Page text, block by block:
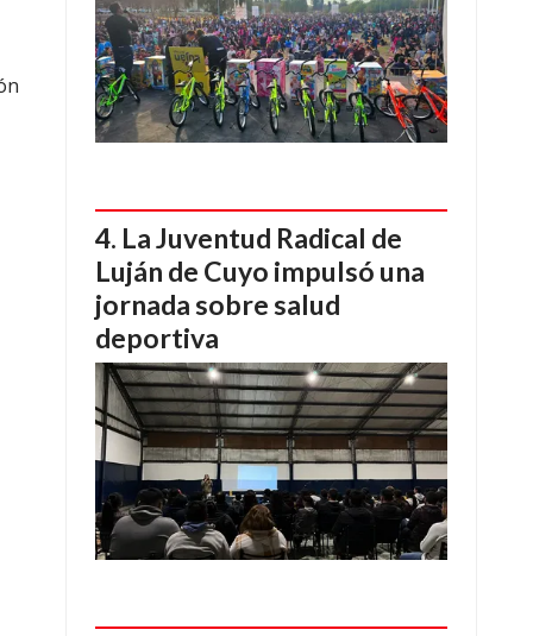
La Juventud Radical de
Luján de Cuyo impulsó una
jornada sobre salud
deportiva